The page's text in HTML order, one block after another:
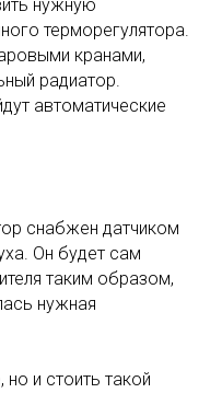
нужную
терморегулятора.
кранами,
радиатор.
автоматические
снабжен датчиком
Он будет сам
таким образом,
нужная
и стоить такой